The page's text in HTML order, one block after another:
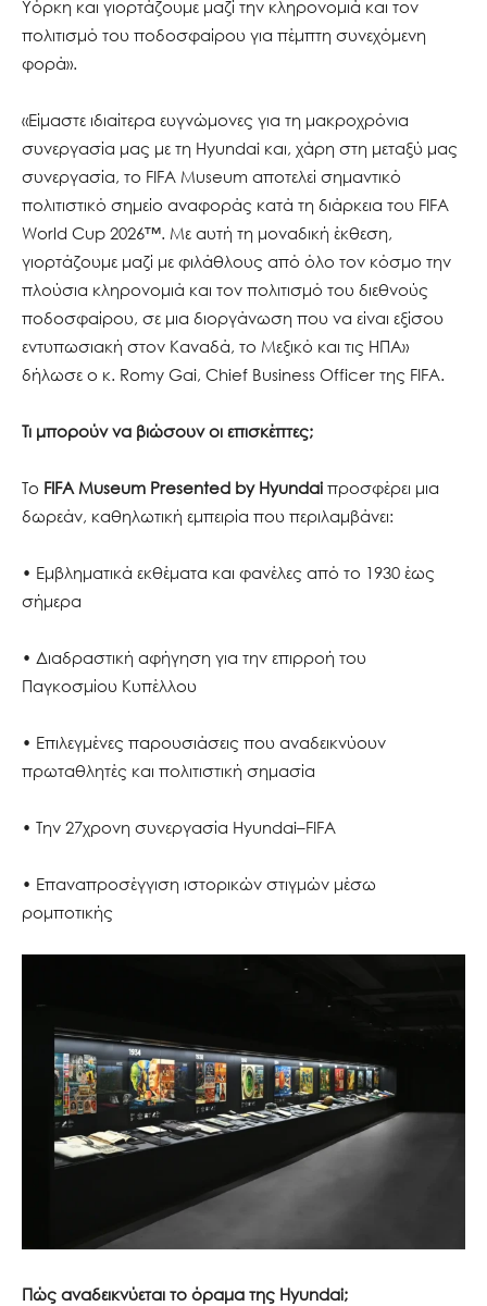
Υόρκη και γιορτάζουμε μαζί την κληρονομιά και τον
πολιτισμό του ποδοσφαίρου για πέμπτη συνεχόμενη
φορά».
«Είμαστε ιδιαίτερα ευγνώμονες για τη μακροχρόνια
συνεργασία μας με τη Hyundai και, χάρη στη μεταξύ μας
συνεργασία, το FIFA Museum αποτελεί σημαντικό
πολιτιστικό σημείο αναφοράς κατά τη διάρκεια του FIFA
World Cup 2026™. Με αυτή τη μοναδική έκθεση,
γιορτάζουμε μαζί με φιλάθλους από όλο τον κόσμο την
πλούσια κληρονομιά και τον πολιτισμό του διεθνούς
ποδοσφαίρου, σε μια διοργάνωση που να είναι εξίσου
εντυπωσιακή στον Καναδά, το Μεξικό και τις ΗΠΑ»
δήλωσε ο κ. Romy Gai, Chief Business Officer της FIFA.
Τι μπορούν να βιώσουν οι επισκέπτες;
Το FIFA Museum Presented by Hyundai προσφέρει μια
δωρεάν, καθηλωτική εμπειρία που περιλαμβάνει:
• Εμβληματικά εκθέματα και φανέλες από το 1930 έως
σήμερα
• Διαδραστική αφήγηση για την επιρροή του
Παγκοσμίου Κυπέλλου
• Επιλεγμένες παρουσιάσεις που αναδεικνύουν
πρωταθλητές και πολιτιστική σημασία
• Την 27χρονη συνεργασία Hyundai–FIFA
• Επαναπροσέγγιση ιστορικών στιγμών μέσω
ρομποτικής
Πώς αναδεικνύεται το όραμα της Hyundai;